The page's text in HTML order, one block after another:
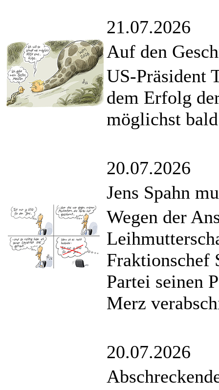
21.07.2026
Auf den
US-Präsident
dem Erfolg
möglichst
20.07.2026
Jens Spahn
Wegen der
Fraktionschef
Partei seinen
Merz
20.07.2026